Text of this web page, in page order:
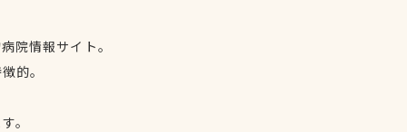
院情報サイト。
的。
。